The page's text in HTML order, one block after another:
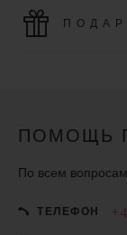
онлайн-покупки
ПОМОЩЬ
По всем
ТЕЛЕФОН